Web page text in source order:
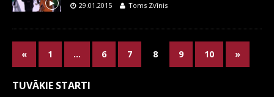
29.01.2015 Toms Zvīnis
« 1 … 6 7 8 9 10 »
TUVĀKIE STARTI